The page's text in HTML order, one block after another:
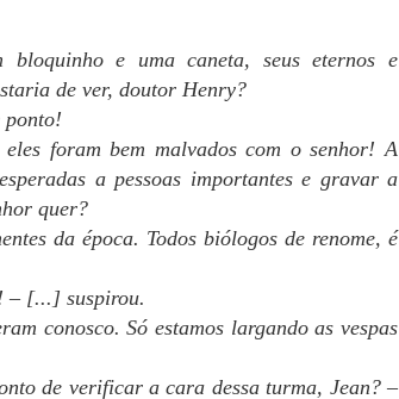
e uma caneta, seus eternos e
de ver, doutor Henry?
ponto!
foram bem malvados com o senhor! A
a pessoas importantes e gravar a
quer?
da época. Todos biólogos de renome, é
– [...] suspirou.
conosco. Só estamos largando as vespas
de verificar a cara dessa turma, Jean? –
da semana!
o texto da
que estava
vai o texto certo.
na revisão do
(nem quis
adiantar os